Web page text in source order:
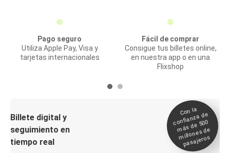
Pago seguro
Utiliza Apple Pay, Visa y
tarjetas internacionales
Fácil de comprar
Consigue tus billetes online,
en nuestra app o en una
Flixshop
Billete digital y
seguimiento en
tiempo real
Con la
confianza de
más de 500
millones de
pasajeros